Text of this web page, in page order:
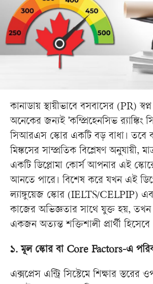
কানাডায় স্থায়ীভাবে বসবাসের (PR)
অনেকের জন্যই 'কম্প্রিহেনসিভ র‍্যাঙ্কিং
সিআরএস স্কোর একটি বড় বাধা। তবে
মিঙ্কসের সাম্প্রতিক বিশ্লেষণ অনুযায়ী,
একটি ডিপ্লোমা কোর্স আপনার এই
আনতে পারে। বিশেষ করে যখন এই
ল্যাঙ্গুয়েজ স্কোর (IELTS/CELPIP)
কাজের অভিজ্ঞতার সাথে যুক্ত হয়,
একজন অত্যন্ত শক্তিশালী প্রার্থী
১. মূল স্কোর বা Core Factors-এ
এক্সপ্রেস এন্ট্রি সিস্টেমে শিক্ষার স্তরের